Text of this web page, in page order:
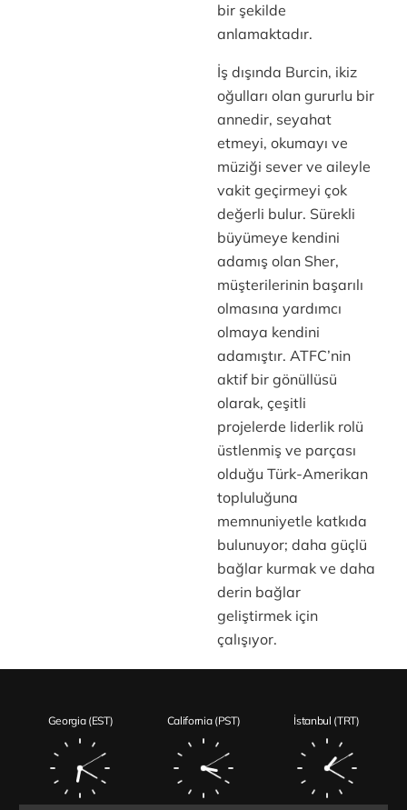
bir şekilde
anlamaktadır.
İş dışında Burcin, ikiz
oğulları olan gururlu bir
annedir, seyahat
etmeyi, okumayı ve
müziği sever ve aileyle
vakit geçirmeyi çok
değerli bulur. Sürekli
büyümeye kendini
adamış olan Sher,
müşterilerinin başarılı
olmasına yardımcı
olmaya kendini
adamıştır. ATFC’nin
aktif bir gönüllüsü
olarak, çeşitli
projelerde liderlik rolü
üstlenmiş ve parçası
olduğu Türk-Amerikan
topluluğuna
memnuniyetle katkıda
bulunuyor; daha güçlü
bağlar kurmak ve daha
derin bağlar
geliştirmek için
çalışıyor.
Georgia (EST) California (PST) İstanbul (TRT)